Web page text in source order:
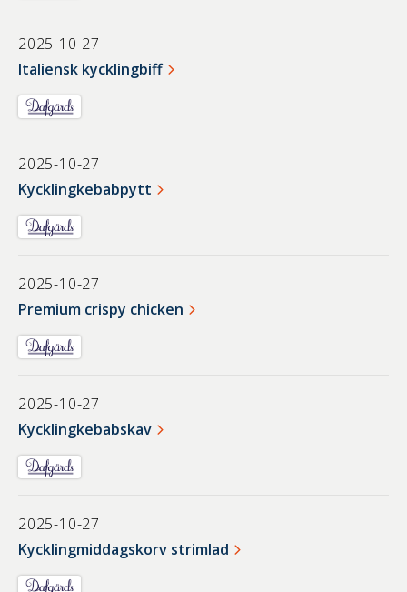
2025-10-27
Italiensk kycklingbiff
2025-10-27
Kycklingkebabpytt
2025-10-27
Premium crispy chicken
2025-10-27
Kycklingkebabskav
2025-10-27
Kycklingmiddagskorv strimlad